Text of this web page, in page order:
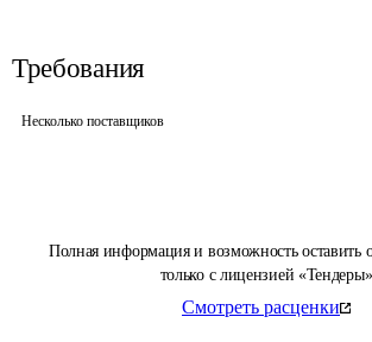
Полная информация и возможность оставить
только с лицензией «Тендеры»
Смотреть расценки
Требования
Несколько поставщиков